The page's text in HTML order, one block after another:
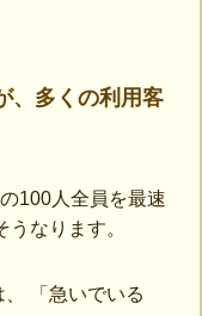
、多くの利用客
100人全員を最速
なります。
「急いでいる